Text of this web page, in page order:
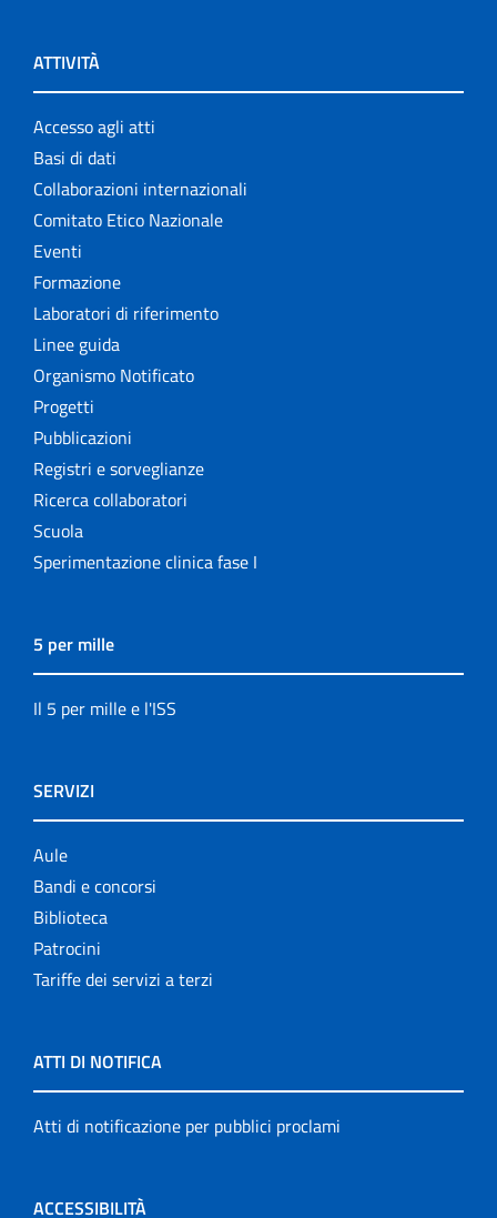
ATTIVITÀ
Accesso agli atti
Basi di dati
Collaborazioni internazionali
Comitato Etico Nazionale
Eventi
Formazione
Laboratori di riferimento
Linee guida
Organismo Notificato
Progetti
Pubblicazioni
Registri e sorveglianze
Ricerca collaboratori
Scuola
Sperimentazione clinica fase I
5 per mille
Il 5 per mille e l'ISS
SERVIZI
Aule
Bandi e concorsi
Biblioteca
Patrocini
Tariffe dei servizi a terzi
ATTI DI NOTIFICA
Atti di notificazione per pubblici proclami
ACCESSIBILITÀ